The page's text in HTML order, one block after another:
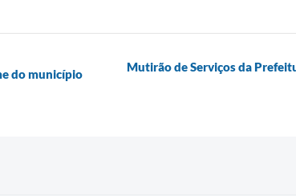
do município Mutirão de Serviços da